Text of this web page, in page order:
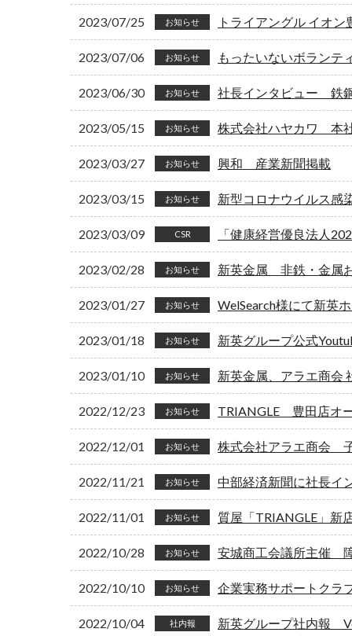
2023/07/25 お知らせ トライアングル イオ
2023/07/06 お知らせ もったいないボランテ
2023/06/30 お知らせ 社長インタビュー 鉄
2023/05/15 お知らせ 株式会社ハヤカワ 本
2023/03/27 お知らせ 興和 産業新聞掲載
2023/03/15 お知らせ 新型コロナウイルス感
2023/03/09 CSR 「健康経営優良法人
2023/02/28 お知らせ 新英金属 非鉄・金属
2023/01/27 お知らせ WelSearch様にて新英
2023/01/18 お知らせ 新英グループ公式
2023/01/10 お知らせ 新英金属、アラエ商会
2022/12/23 お知らせ TRIANGLE 豊田店オ
2022/12/01 お知らせ 株式会社アラエ商会
2022/11/21 お知らせ 中部経済新聞に社長イ
2022/11/01 お知らせ 質屋「TRIANGLE」新
2022/10/28 お知らせ 安城商工会議所主催
2022/10/10 お知らせ 企業実務サポートク
2022/10/04 社内報 新英グループ社内報